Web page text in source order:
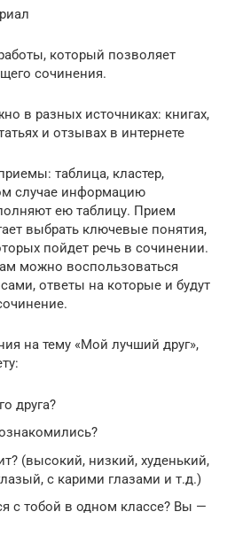
который позволяет
сочинения.
в разных источниках: книгах,
и отзывах в интернете
таблица, кластер,
случае информацию
ею таблицу. Прием
выбрать ключевые понятия,
пойдет речь в сочинении.
можно воспользоваться
ответы на которые и будут
на тему «Мой лучший друг»,
друга?
(высокий, низкий, худенький,
с карими глазами и т.д.)
с тобой в одном классе? Вы —